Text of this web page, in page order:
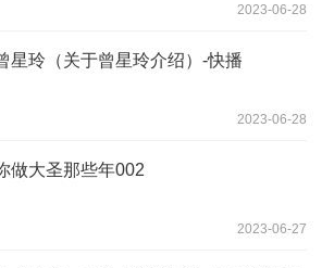
2023-06-28
星玲（关于曾星玲介绍）-快播
2023-06-28
做大圣那些年002
2023-06-27